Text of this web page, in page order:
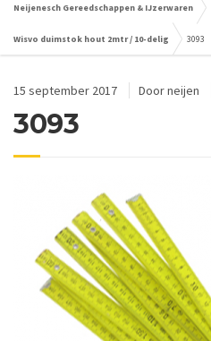
Neijenesch Gereedschappen & IJzerwaren
Wisvo duimstok hout 2mtr / 10-delig 3093
15 september 2017 Doorneijen
3093